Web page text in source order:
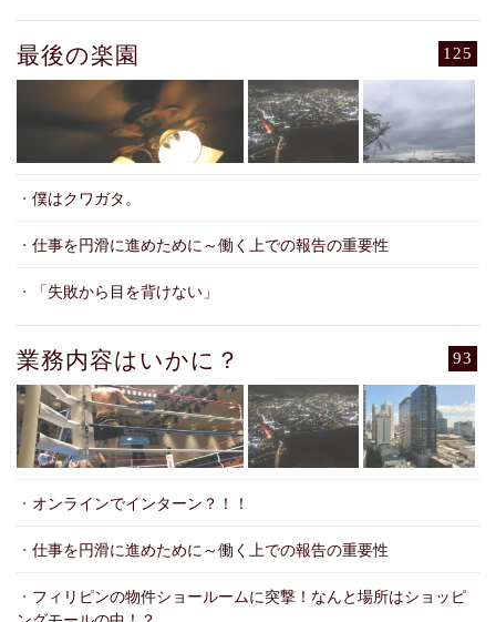
125
最後の楽園
・ 僕はクワガタ。
・ 仕事を円滑に進めために～働く上での報告の重要性
・ 「失敗から目を背けない」
93
業務内容はいかに？
・ オンラインでインターン？！！
・ 仕事を円滑に進めために～働く上での報告の重要性
・ フィリピンの物件ショールームに突撃！なんと場所はショッピ